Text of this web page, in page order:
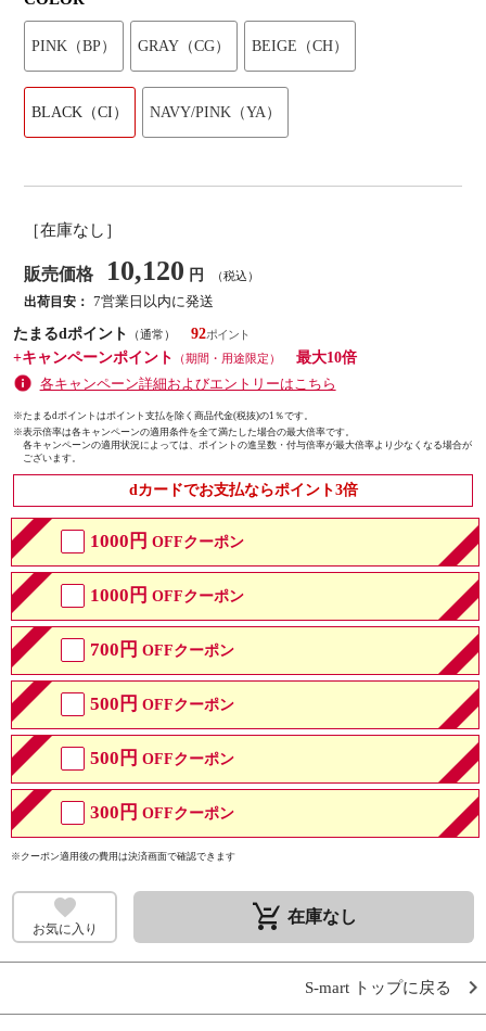
PINK（BP） GRAY（CG） BEIGE（CH）
BLACK（CI） NAVY/PINK（YA）
［在庫なし］
販売価格 10,120 円 （税込）
出荷目安： 7営業日以内に発送
たまるdポイント
（通常）
92
+キャンペーンポイント
（期間・用途限定）
最大10倍
各キャンペーン詳細およびエントリーはこちら
※たまるdポイントはポイント支払を除く商品代金(税抜)の1％です。
※表示倍率は各キャンペーンの適用条件を全て満たした場合の最大倍率です。
各キャンペーンの適用状況によっては、ポイントの進呈数・付与倍率が最大倍率より少なくなる場合が
ございます。
dカードでお支払ならポイント3倍
1000円 OFFクーポン
1000円 OFFクーポン
700円 OFFクーポン
500円 OFFクーポン
500円 OFFクーポン
300円 OFFクーポン
※クーポン適用後の費用は決済画面で確認できます
お気に入り remove_shopping_cart 在庫なし
S-mart トップに戻る